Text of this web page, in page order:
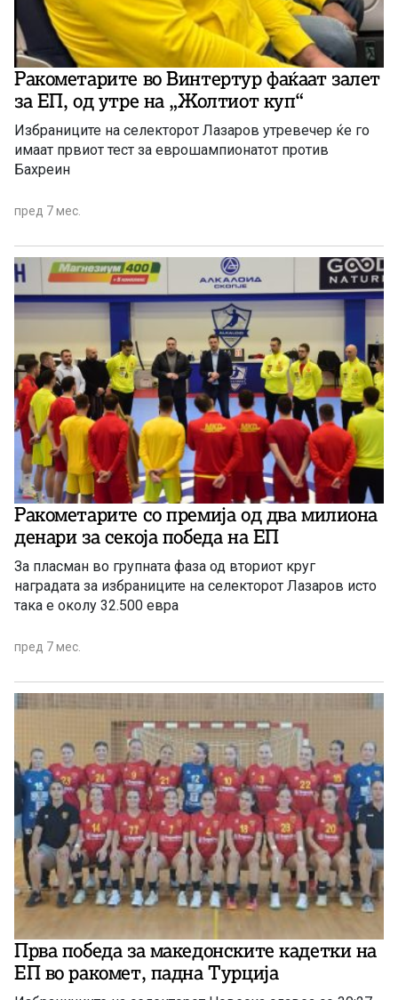
Ракометарите во Винтертур фаќаат залет
за ЕП, од утре на „Жолтиот куп“
Избраниците на селекторот Лазаров утревечер ќе го
имаат првиот тест за еврошампионатот против
Бахреин
пред 7 мес.
Ракометарите со премија од два милиона
денари за секоја победа на ЕП
За пласман во групната фаза од вториот круг
наградата за избраниците на селекторот Лазаров исто
така е околу 32.500 евра
пред 7 мес.
Прва победа за македонските кадетки на
ЕП во ракомет, падна Турција